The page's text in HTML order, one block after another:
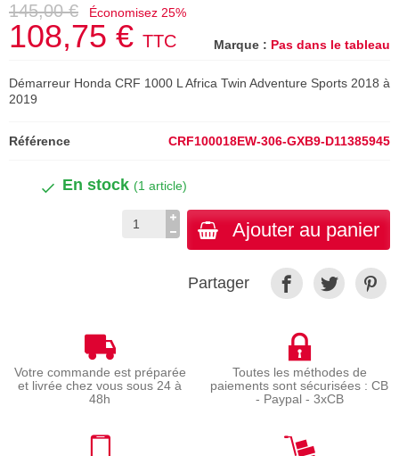
Marque : Pas dans le tableau
145,00 € Économisez 25%
108,75 € TTC
Démarreur Honda CRF 1000 L Africa Twin Adventure Sports 2018 à
2019
Référence CRF100018EW-306-GXB9-D11385945
En stock (1 article)
Ajouter au panier
Partager
Votre commande est préparée
et livrée chez vous sous 24 à
48h
Toutes les méthodes de
paiements sont sécurisées : CB
- Paypal - 3xCB